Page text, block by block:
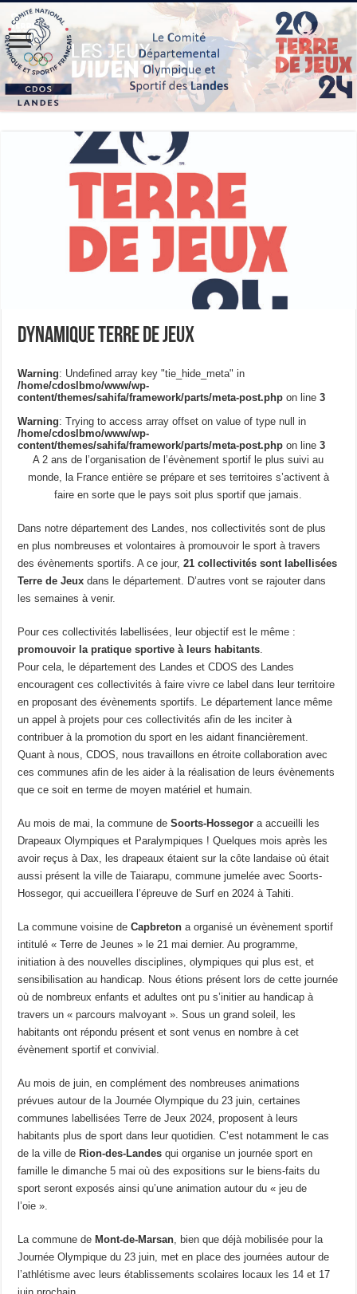
Dynamique Terre de Jeux
Warning: Undefined array key "tie_hide_meta" in
/home/cdoslbmo/www/wp-
content/themes/sahifa/framework/parts/meta-post.php on line3
Warning: Trying to access array offset on value of type null in
/home/cdoslbmo/www/wp-
content/themes/sahifa/framework/parts/meta-post.php on line3
A 2 ans de l’organisation de l’évènement sportif le plus suivi au
monde, la France entière se prépare et ses territoires s’activent à
faire en sorte que le pays soit plus sportif que jamais.
Dans notre département des Landes, nos collectivités sont de plus
en plus nombreuses et volontaires à promouvoir le sport à travers
des évènements sportifs. A ce jour,21 collectivités sont labellisées
Terre de Jeux dans le département. D’autres vont se rajouter dans
les semaines à venir.
Pour ces collectivités labellisées, leur objectif est le même :
promouvoir la pratique sportive à leurs habitants.
Pour cela, le département des Landes et CDOS des Landes
encouragent ces collectivités à faire vivre ce label dans leur territoire
en proposant des évènements sportifs. Le département lance même
un appel à projets pour ces collectivités afin de les inciter à
contribuer à la promotion du sport en les aidant financièrement.
Quant à nous, CDOS, nous travaillons en étroite collaboration avec
ces communes afin de les aider à la réalisation de leurs évènements
que ce soit en terme de moyen matériel et humain.
Au mois de mai, la commune deSoorts-Hossegor a accueilli les
Drapeaux Olympiques et Paralympiques ! Quelques mois après les
avoir reçus à Dax, les drapeaux étaient sur la côte landaise où était
aussi présent la ville de Taiarapu, commune jumelée avec Soorts-
Hossegor, qui accueillera l’épreuve de Surf en 2024 à Tahiti.
La commune voisine de Capbreton a organisé un évènement sportif
intitulé « Terre de Jeunes » le 21 mai dernier. Au programme,
initiation à des nouvelles disciplines, olympiques qui plus est, et
sensibilisation au handicap. Nous étions présent lors de cette journée
où de nombreux enfants et adultes ont pu s’initier au handicap à
travers un « parcours malvoyant ». Sous un grand soleil, les
habitants ont répondu présent et sont venus en nombre à cet
évènement sportif et convivial.
Au mois de juin, en complément des nombreuses animations
prévues autour de la Journée Olympique du 23 juin, certaines
communes labellisées Terre de Jeux 2024, proposent à leurs
habitants plus de sport dans leur quotidien. C’est notamment le cas
de la ville de Rion-des-Landes qui organise un journée sport en
famille le dimanche 5 mai où des expositions sur le biens-faits du
sport seront exposés ainsi qu’une animation autour du « jeu de
l’oie ».
La commune de Mont-de-Marsan, bien que déjà mobilisée pour la
Journée Olympique du 23 juin, met en place des journées autour de
l’athlétisme avec leurs établissements scolaires locaux les 14 et 17